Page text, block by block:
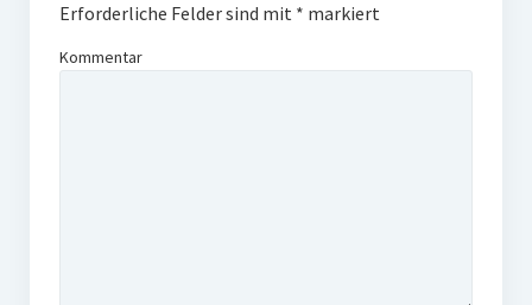
Erforderliche Felder sind mit * markiert
Kommentar